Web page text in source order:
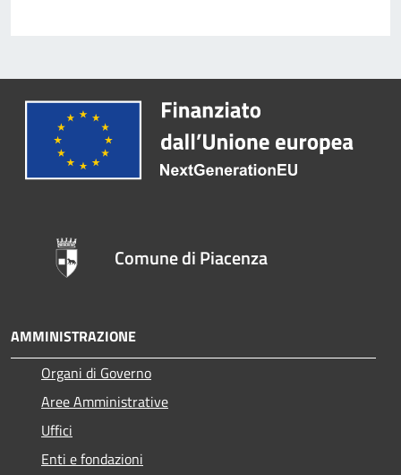
Comune di Piacenza
AMMINISTRAZIONE
Organi di Governo
Aree Amministrative
Uffici
Enti e fondazioni